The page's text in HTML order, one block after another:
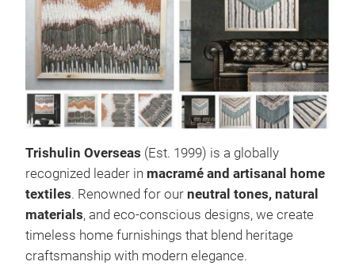
Trishulin Overseas (Est. 1999) is a globally
recognized leader in macramé and artisanal home
textiles. Renowned for our neutral tones, natural
materials, and eco-conscious designs, we create
timeless home furnishings that blend heritage
craftsmanship with modern elegance.